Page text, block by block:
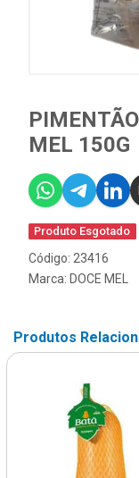
MEL 150G
Produto Esgotado
Código: 23416
Marca: DOCE MEL
Produtos